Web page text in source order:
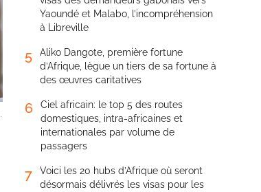
Yaoundé et Malabo, l’incompréhension
à Libreville
5
Aliko Dangote, première fortune
d’Afrique, lègue un tiers de sa fortune à
des œuvres caritatives
6
Ciel africain: le top 5 des routes
domestiques, intra-africaines et
internationales par volume de
passagers
7
Voici les 20 hubs d’Afrique où seront
désormais délivrés les visas pour les